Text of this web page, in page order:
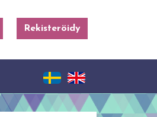
Rekisteröidy